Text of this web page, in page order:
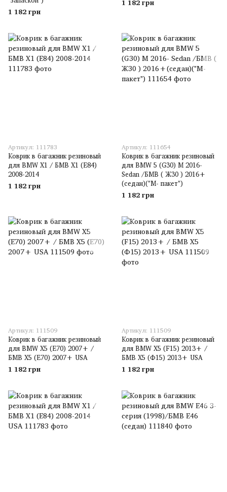
1 182 грн
Артикул: 111783
Коврик в багажник резиновый
для BMW X1 / БМВ X1 (E84)
2008-2014
1 182 грн
Артикул: 111654
Коврик в багажник резиновый
для BMW 5 (G30) M 2016-
Sedan /БМВ ( Ж30 ) 2016+
(седан)("М- пакет")
1 182 грн
Артикул: 111509
Коврик в багажник резиновый
для BMW X5 (E70) 2007+ /
БМВ Х5 (Е70) 2007+ USA
1 182 грн
Артикул: 111509
Коврик в багажник резиновый
для BMW X5 (F15) 2013+ /
БМВ Х5 (Ф15) 2013+ USA
1 182 грн